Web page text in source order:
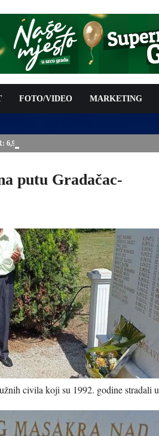
FOTO/VIDEO MARKETING
6,9 MILIONA KM ZA VODOSNABDIJEVANJE
putu Gradačac-
civila koji su 1992. godine stradali u